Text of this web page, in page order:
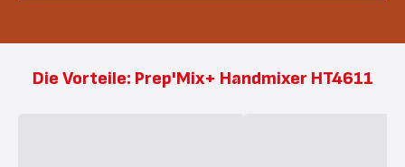
Die Vorteile: Prep'Mix+ Handmixer HT4611